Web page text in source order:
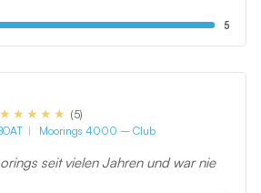
5
(5)
Moorings 4000 – Club
seit vielen Jahren und war nie